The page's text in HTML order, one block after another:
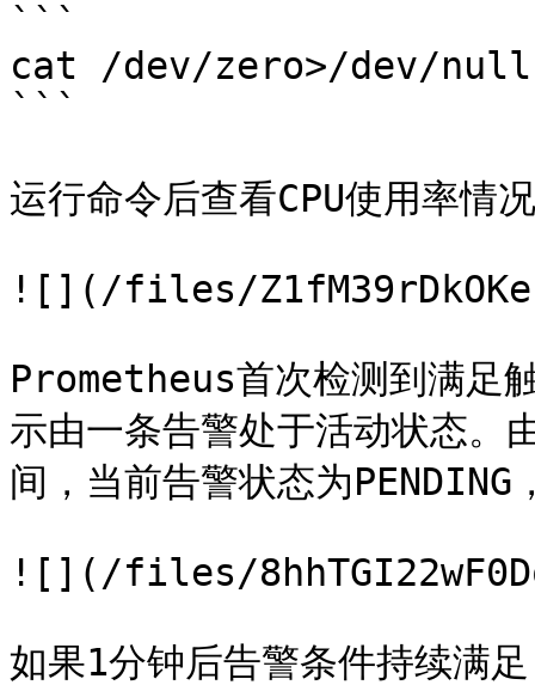
```
cat /dev/zero>/dev/null
```
运行命令后查看CPU使用率情
![](/files/
Prometheus首次检测到满
示由一条告警处于活动状态。
间，当前告警状态为PENDING
![](/files/
如果1分钟后告警条件持续满